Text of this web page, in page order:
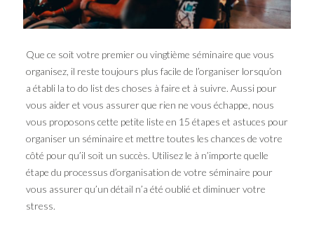
Que ce soit votre premier ou vingtième séminaire que vous
organisez, il reste toujours plus facile de l’organiser lorsqu’on
a établi la to do list des choses à faire et à suivre. Aussi pour
vous aider et vous assurer que rien ne vous échappe, nous
vous proposons cette petite liste en 15 étapes et astuces pour
organiser un séminaire et mettre toutes les chances de votre
côté pour qu’il soit un succès. Utilisez le à n’importe quelle
étape du processus d’organisation de votre séminaire pour
vous assurer qu’un détail n’a été oublié et diminuer votre
stress.